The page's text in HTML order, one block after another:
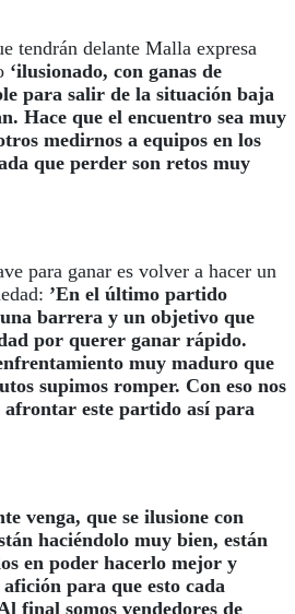
tendrán delante Malla expresa
‘ilusionado, con ganas de
para salir de la situación baja
Hace que el encuentro sea muy
medirnos a equipos en los
que perder son retos muy
para ganar es volver a hacer un
’En el último partido
barrera y un objetivo que
por querer ganar rápido.
muy maduro que
supimos romper. Con eso nos
afrontar este partido así para
venga, que se ilusione con
haciéndolo muy bien, están
en poder hacerlo mejor y
para que esto cada
final somos vendedores de